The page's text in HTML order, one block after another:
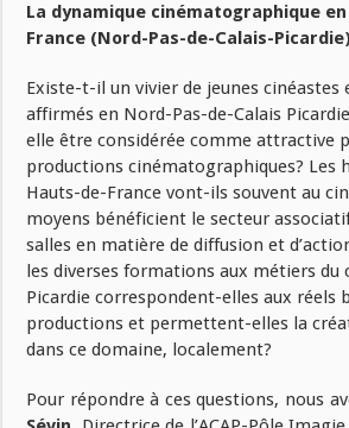
La dynamique cinématographique
France (Nord-Pas-de-Calais-
Existe-t-il un vivier de jeunes cinéastes
affirmés en Nord-Pas-de-Calais
elle être considérée comme attractive
productions cinématographiques? Les
Hauts-de-France vont-ils souvent au
moyens bénéficient le secteur
salles en matière de diffusion et
les diverses formations aux métiers du
Picardie correspondent-elles aux réels
productions et permettent-elles la
dans ce domaine, localement?
Pour répondre à ces questions, nous